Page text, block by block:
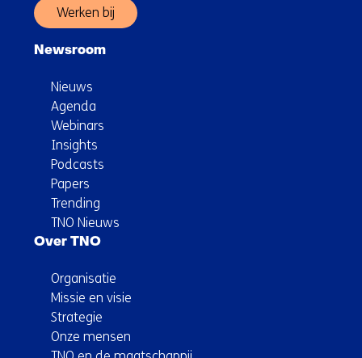
Werken bij
Newsroom
Nieuws
Agenda
Webinars
Insights
Podcasts
Papers
Trending
TNO Nieuws
Over TNO
Organisatie
Missie en visie
Strategie
Onze mensen